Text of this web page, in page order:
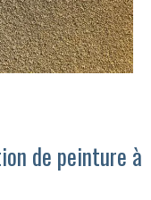
de peinture à